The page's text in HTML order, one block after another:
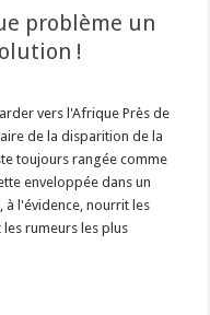
problème un
!
vers l'Afrique Près de
de la disparition de la
toujours rangée comme
enveloppée dans un
à l'évidence, nourrit les
rumeurs les plus